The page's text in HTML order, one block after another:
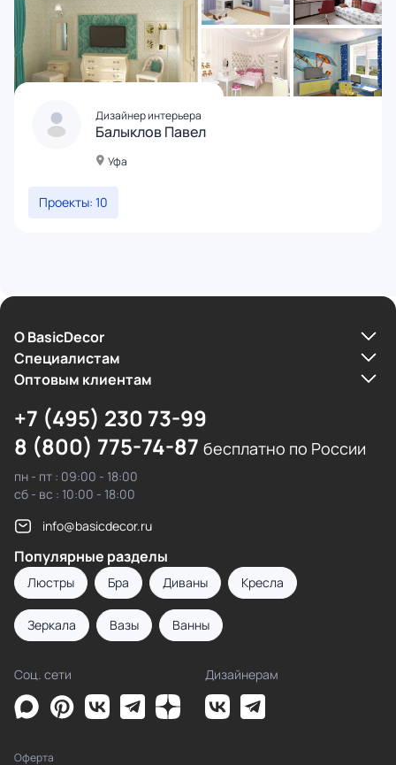
Дизайнер интерьера
Балыклов Павел
Уфа
Проекты: 10
О BasicDecor
Cпециалистам
Оптовым клиентам
+7 (495) 230 73-99
8 (800) 775-74-87 бесплатно по России
пн - пт : 09:00 - 18:00
сб - вс : 10:00 - 18:00
info@basicdecor.ru
Популярные разделы
Люстры Бра Диваны Кресла
Зеркала Вазы Ванны
Соц. сети Дизайнерам
Оферта